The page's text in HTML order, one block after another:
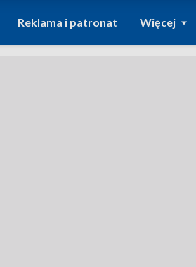
Reklama i patronat Więcej